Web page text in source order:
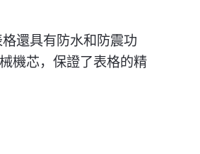
還具有防水和防震功
機芯，保證了表格的精